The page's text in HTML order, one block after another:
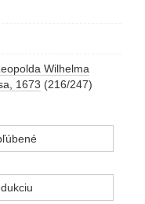
Wilhelma
1673 (216/247)